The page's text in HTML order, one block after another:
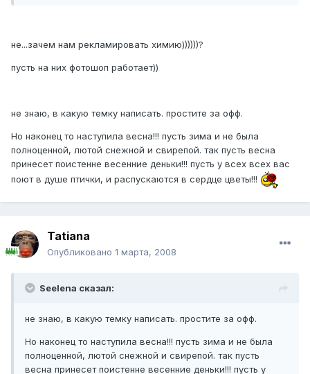
не...зачем нам рекламировать химию))))))?
пусть на них фотошоп работает))
не знаю, в какую темку написать. простите за офф.
Но наконец то наступила весна!!! пусть зима и не была
полноценной, лютой снежной и свирепой. так пусть весна
принесет поистенне весенние деньки!!! пусть у всех всех вас
поют в душе птички, и распускаются в сердце цветы!!!
Tatiana
Опубликовано 1 марта, 2008
Seelena сказал:
не знаю, в какую темку написать. простите за офф.
Но наконец то наступила весна!!! пусть зима и не была
полноценной, лютой снежной и свирепой. так пусть
весна принесет поистенне весенние деньки!!! пусть у